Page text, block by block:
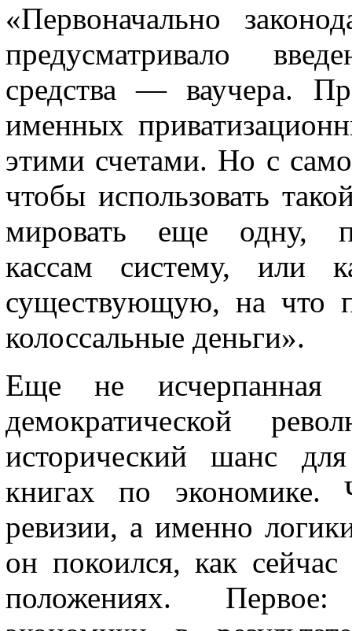
«Первоначально
предусмат­ривало
средства — ваучера.
именных
этими счетами. Но с
чтобы использовать
мировать еще одну,
кассам систе­му, или
существующую, на что
колоссальные деньги».
Еще не исчерпанная
демократичес­кой
исторический шанс
книгах по экономике.
ревизии, а именно
он покоился, как сейчас
положениях. Первое: